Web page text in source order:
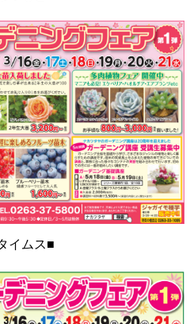
イムス■